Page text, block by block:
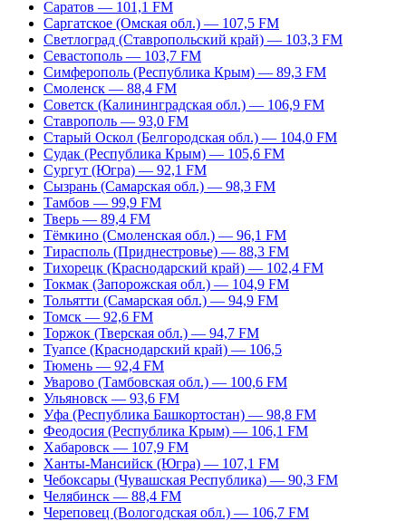
Саратов — 101,1 FM
Саргатское (Омская обл.) — 107,5 FM
Светлоград (Ставропольский край) — 103,3 FM
Севастополь — 103,7 FM
Симферополь (Республика Крым) — 89,3 FM
Смоленск — 88,4 FM
Советск (Калининградская обл.) — 106,9 FM
Ставрополь — 93,0 FM
Старый Оскол (Белгородская обл.) — 104,0 FM
Судак (Республика Крым) — 105,6 FM
Сургут (Югра) — 92,1 FM
Сызрань (Самарская обл.) — 98,3 FM
Тамбов — 99,9 FM
Тверь — 89,4 FM
Тёмкино (Смоленская обл.) — 96,1 FM
Тирасполь (Приднестровье) — 88,3 FM
Тихорецк (Краснодарский край) — 102,4 FM
Токмак (Запорожская обл.) — 104,9 FM
Тольятти (Самарская обл.) — 94,9 FM
Томск — 92,6 FM
Торжок (Тверская обл.) — 94,7 FM
Туапсе (Краснодарский край) — 106,5
Тюмень — 92,4 FM
Уварово (Тамбовская обл.) — 100,6 FM
Ульяновск — 93,6 FM
Уфа (Республика Башкортостан) — 98,8 FM
Феодосия (Республика Крым) — 106,1 FM
Хабаровск — 107,9 FM
Ханты-Мансийск (Югра) — 107,1 FM
Чебоксары (Чувашская Республика) — 90,3 FM
Челябинск — 88,4 FM
Череповец (Вологодская обл.) — 106,7 FM